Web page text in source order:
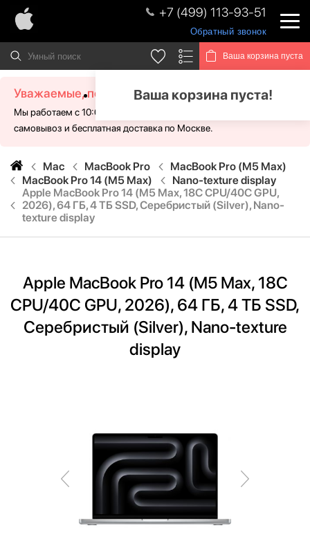
+7 (499) 113-93-51
Обратный звонок
Ваша корзина пуста
Ваша корзина пуста!
Уважаемые, посетители!
Мы работаем с 10:00 - 21:00 без выходных. Для Вас доступен
самовывоз и бесплатная доставка по Москве.
Mac MacBook Pro
MacBook Pro (M5 Max)
MacBook Pro 14 (M5 Max)
Nano-texture display
Apple MacBook Pro 14 (M5 Max, 18C CPU/40C GPU,
2026), 64 ГБ, 4 ТБ SSD, Серебристый (Silver), Nano-
texture display
Apple MacBook Pro 14 (M5 Max, 18C
CPU/40C GPU, 2026), 64 ГБ, 4 ТБ SSD,
Серебристый (Silver), Nano-texture
display